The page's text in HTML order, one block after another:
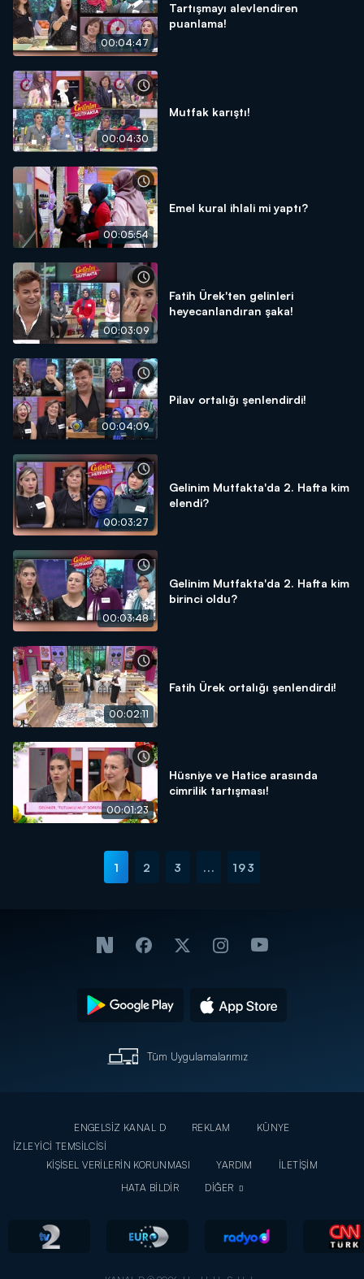
00:04:47
Tartışmayı alevlendiren
puanlama!
00:04:30
Mutfak karıştı!
00:05:54
Emel kural ihlali mi yaptı?
00:03:09
Fatih Ürek'ten gelinleri
heyecanlandıran şaka!
00:04:09
Pilav ortalığı şenlendirdi!
00:03:27
Gelinim Mutfakta'da 2. Hafta kim
elendi?
00:03:48
Gelinim Mutfakta'da 2. Hafta kim
birinci oldu?
00:02:11
Fatih Ürek ortalığı şenlendirdi!
00:01:23
Hüsniye ve Hatice arasında
cimrilik tartışması!
1 2 3 ... 193
Tüm Uygulamalarımız
ENGELSİZ KANAL D REKLAM
KÜNYE
İZLEYİCİ TEMSİLCİSİ
KİŞİSEL VERİLERİN KORUNMASI
YARDIM
İLETİŞİM
HATA BİLDİR
DİĞER